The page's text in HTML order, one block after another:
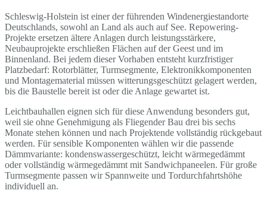
Schleswig-Holstein ist einer der führenden Windenergiestandorte
Deutschlands, sowohl an Land als auch auf See. Repowering-
Projekte ersetzen ältere Anlagen durch leistungsstärkere,
Neubauprojekte erschließen Flächen auf der Geest und im
Binnenland. Bei jedem dieser Vorhaben entsteht kurzfristiger
Platzbedarf: Rotorblätter, Turmsegmente, Elektronikkomponenten
und Montagematerial müssen witterungsgeschützt gelagert werden,
bis die Baustelle bereit ist oder die Anlage gewartet ist.
Leichtbauhallen eignen sich für diese Anwendung besonders gut,
weil sie ohne Genehmigung als Fliegender Bau drei bis sechs
Monate stehen können und nach Projektende vollständig rückgebaut
werden. Für sensible Komponenten wählen wir die passende
Dämmvariante: kondenswassergeschützt, leicht wärmegedämmt
oder vollständig wärmegedämmt mit Sandwichpaneelen. Für große
Turmsegmente passen wir Spannweite und Tordurchfahrtshöhe
individuell an.